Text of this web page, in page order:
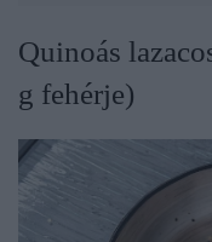
Quinoás
g fehérje)